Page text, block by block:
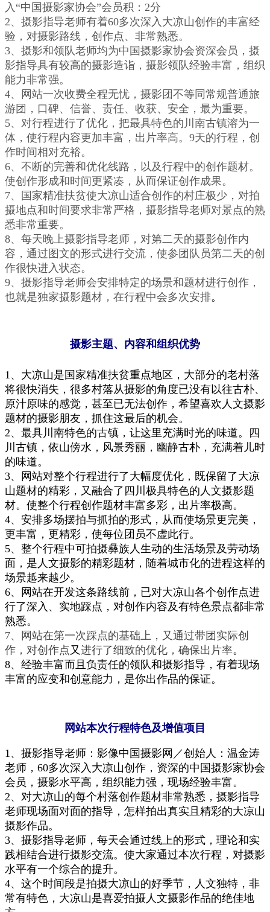
入“中国摄影家协会”会员积：2分
2、摄影指导老师有着60多次深入大凉山创作的丰富经
验，对摄影路线，创作点、非常熟悉。
3、摄影和领队老师均为中国摄影家协会资深会员，摄
影指导具有较高的摄影造诣，摄影领队经验丰富，组织
能力非常强。
4、网站一次收费全程无忧，摄影团不等同常规普通旅
游团，口碑、信誉、责任、收获、安全，最为重要。
5、对行程进行了优化，把最具特色的川南古镇溶为一
体，使行程内容更加丰富，出片率高。9天的行程，创
作时间相对充裕。
6、不断的完善和优化线路，以及行程中的创作题材。
使创作形成和时间更紧凑，从而保证创作成果。
7、国家精准扶贫使大凉山适合创作的村庄极少，对拍
摄地点和时间要求非常严格，摄影指导老师对景点的熟
悉非常重要。
8、每天晚上摄影指导老师，对第二天的摄影创作内
容，通过图文的形式进行交流，使参团队员第二天的创
作很快进入状态。
9、摄影指导老师会安排特定的场景和题材进行创作，
也就是独家摄影题材，在行程中会多次安排。
摄影主题、内容和组织优势
1、 大凉山是国家精准扶贫重点地区，大部分的老村落
将很快消失，很多村落从摄影的角度已没有以往古朴、
原汁原味的感觉，甚至已无法创作，希望喜欢人文摄影
题材的摄影朋友，抓住这最后的机会。
2、 最具川南特色的古镇， 让这里充满时光的味道。四
川古镇，依山傍水，风景秀丽，幽静古朴，充满着儿时
的味道。
3、网站对整个行程进行了大幅度优化 ， 既保留了大凉
山题材的精彩，又融合了四川极具特色的人文摄影题
材。 使整个行程创作题材丰富多彩 ，出片率极高。
4、 安排多场摆拍与抓拍的形式 ， 从而使场景更完美，
更丰富，更精彩，使每位团员不虚此行。
5、整个行程中可拍摄彝族人生动的生活场景及劳动场
面，是人文摄影的精彩题材，随着城市化的进程这样的
场景趆来越少。
6、
网站在开发这条路线前，已对大凉山各个创作点进
行了深入、实地踩点，对创作内容及有特色景点都非常
熟悉。
7、网站在第一次踩点的基础上，又通过带团实际创
作，对创作点 又进行了细致的优化，确保出片率。
8、 经验丰富而且 负责任的领队和摄影指导 ，有着现场
丰富的应变和创意能力，是你出作品的保证。
网站本次行程特色及增值项目
1、 摄影指导老师：影像中国摄影网／创始人：温金涛
老师 ，60多次深入大凉山创作， 资深的中国摄影家协会
会员 ，摄影水平高， 组 织能力强，现场经验丰富。
2、 对大凉山的每个村落创作题材非常熟悉 ， 摄影指导
老师现场面对面的指导 ， 怎样拍出真实 且精彩的大凉山
摄影作品。
3、摄影指导老师，每天会通过线上的形式， 理论和实
践相结合进行摄影交流。 使大家通过本次行程，对摄影
水平有一个综合的提升。
4、这个时间段是拍摄大凉山的好季节 ， 人文独特，非
常有特色，大凉山是喜爱拍摄人文摄影作品的绝佳地